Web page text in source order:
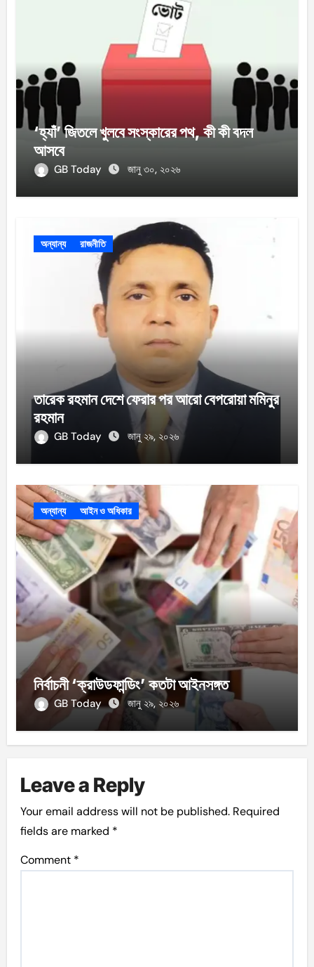
‘হ্যাঁ’ জিতলে খুলবে সংস্কারের পথ, কী কী বদল
আসবে
GB Today জানু ৩০, ২০২৬
অন্যান্য রাজনীতি
তারেক রহমান দেশে ফেরার পর আরো বেপরোয়া মমিনুর
রহমান
GB Today জানু ২৯, ২০২৬
অন্যান্য আইন ও অধিকার
নির্বাচনী ‘ক্রাউডফান্ডিং’ কতটা আইনসঙ্গত
GB Today জানু ২৯, ২০২৬
Leave a Reply
Your email address will not be published. Required
fields are marked *
Comment *